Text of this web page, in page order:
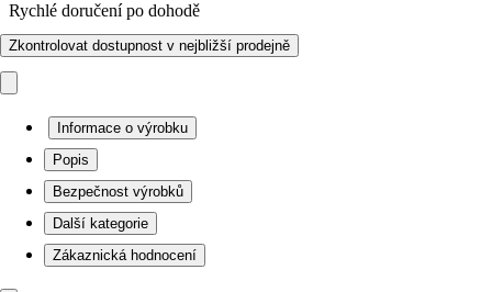
Rychlé doručení po dohodě
Zkontrolovat dostupnost v nejbližší prodejně
Informace o výrobku
Popis
Bezpečnost výrobků
Další kategorie
Zákaznická hodnocení